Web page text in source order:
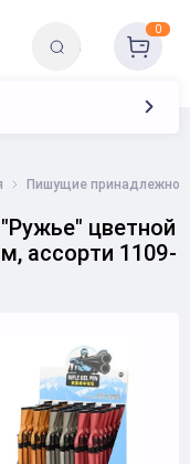
0
Пишущие
цветной
ассорти 1109-